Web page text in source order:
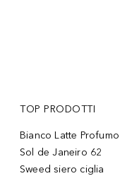
TOP PRODOTTI
Bianco Latte Profumo
Sol de Janeiro 62
Sweed siero ciglia